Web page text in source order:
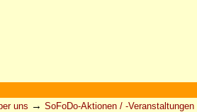
uns → SoFoDo-Aktionen / -Veranstaltungen